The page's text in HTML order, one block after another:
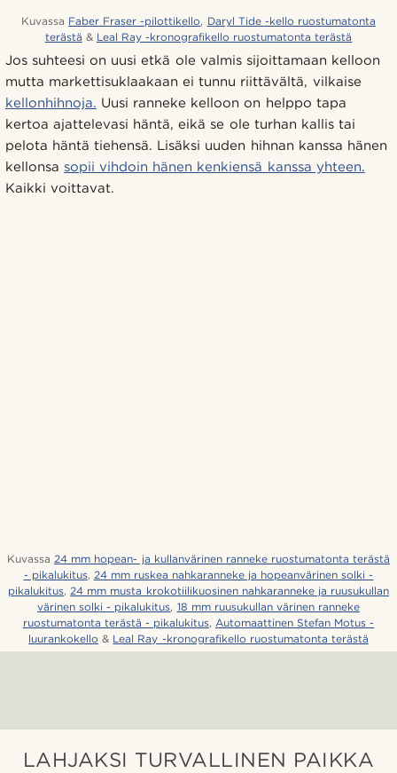
Kuvassa Faber Fraser -pilottikello, Daryl Tide -kello ruostumatonta
terästä & Leal Ray -kronografikello ruostumatonta terästä
Jos suhteesi on uusi etkä ole valmis sijoittamaan kelloon
mutta markettisuklaakaan ei tunnu riittävältä, vilkaise
kellonhihnoja. Uusi ranneke kelloon on helppo tapa
kertoa ajattelevasi häntä, eikä se ole turhan kallis tai
pelota häntä tiehensä. Lisäksi uuden hihnan kanssa hänen
kellonsa sopii vihdoin hänen kenkiensä kanssa yhteen.
Kaikki voittavat.
Kuvassa 24 mm hopean- ja kullanvärinen ranneke ruostumatonta terästä
- pikalukitus, 24 mm ruskea nahkaranneke ja hopeanvärinen solki -
pikalukitus,24 mm musta krokotiilikuosinen nahkaranneke ja ruusukullan
värinen solki - pikalukitus, 18 mm ruusukullan värinen ranneke
ruostumatonta terästä - pikalukitus,Automaattinen Stefan Motus -
luurankokello & Leal Ray -kronografikello ruostumatonta terästä
LAHJAKSI TURVALLINEN PAIKKA